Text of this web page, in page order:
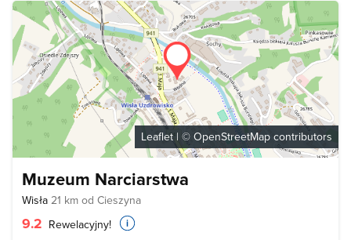
Leaflet | © OpenStreetMap contributors
Muzeum Narciarstwa
Wisła 21 km od Cieszyna
9.2 Rewelacyjny!